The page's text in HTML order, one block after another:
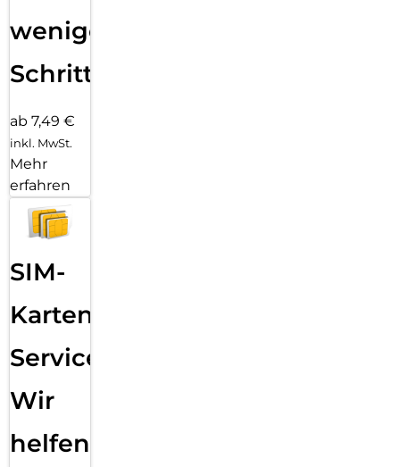
wenigen
Schritten
ab 7,49 €
inkl. MwSt.
Mehr
erfahren
SIM-
Karten
Service:
Wir
helfen